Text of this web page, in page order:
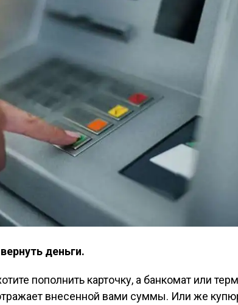
деньги.
пополнить карточку, а банкомат или
внесенной вами суммы. Или же